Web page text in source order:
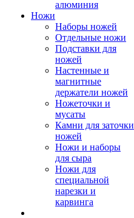
алюминия
Ножи
Наборы ножей
Отдельные ножи
Подставки для
ножей
Настенные и
магнитные
держатели ножей
Ножеточки и
мусаты
Камни для заточки
ножей
Ножи и наборы
для сыра
Ножи для
специальной
нарезки и
карвинга